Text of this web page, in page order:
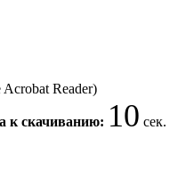
Reader)
к скачиванию: 10 сек.